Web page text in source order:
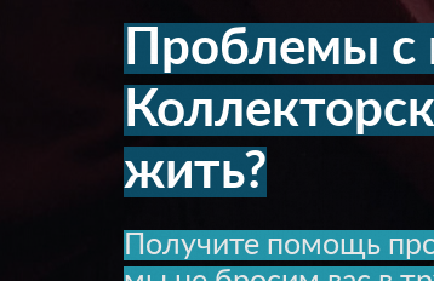
Проблемы с
жить?
Получите помощь